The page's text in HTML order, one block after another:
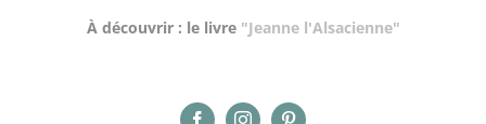
À découvrir : le livre "Jeanne l'Alsacienne"